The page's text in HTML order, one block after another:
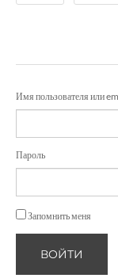
Имя пользователя или
Пароль
Запомнить меня
ВОЙТИ